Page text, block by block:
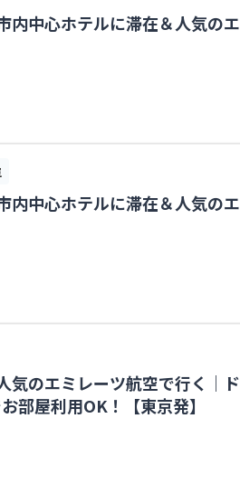
中心ホテルに滞在＆人気のエ
中心ホテルに滞在＆人気のエ
のエミレーツ航空で行く｜ド
部屋利用OK！【東京発】